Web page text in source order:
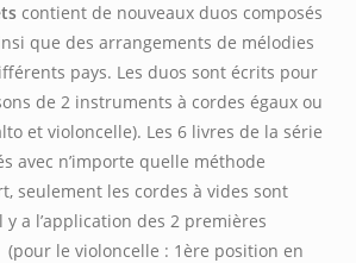
contient de nouveaux duos composés
que des arrangements de mélodies
pays. Les duos sont écrits pour
de 2 instruments à cordes égaux ou
et violoncelle). Les 6 livres de la série
avec n’importe quelle méthode
seulement les cordes à vides sont
a l’application des 2 premières
le violoncelle : 1ère position en